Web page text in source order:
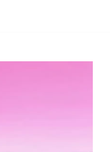
Energiearbeit,
Coaching in